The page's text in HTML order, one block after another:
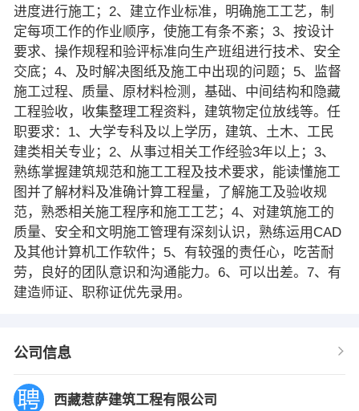
进度进行施工；2、建立作业标准，明确施工工艺，制
定每项工作的作业顺序，使施工有条不紊；3、按设计
要求、操作规程和验评标准向生产班组进行技术、安全
交底；4、及时解决图纸及施工中出现的问题；5、监督
施工过程、质量、原材料检测，基础、中间结构和隐藏
工程验收，收集整理工程资料，建筑物定位放线等。任
职要求：1、大学专科及以上学历，建筑、土木、工民
建类相关专业；2、从事过相关工作经验3年以上；3、
熟练掌握建筑规范和施工工程及技术要求，能读懂施工
图并了解材料及准确计算工程量，了解施工及验收规
范，熟悉相关施工程序和施工工艺；4、对建筑施工的
质量、安全和文明施工管理有深刻认识，熟练运用CAD
及其他计算机工作软件；5、有较强的责任心，吃苦耐
劳，良好的团队意识和沟通能力。6、可以出差。7、有
建造师证、职称证优先录用。
公司信息
西藏惹萨建筑工程有限公司